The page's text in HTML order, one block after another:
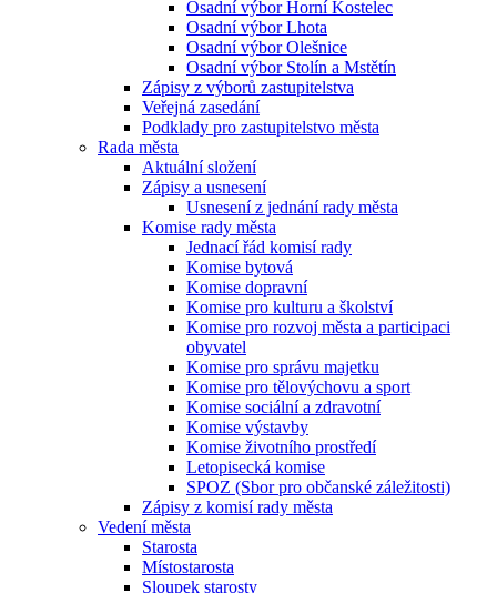
Osadní výbor Horní Kostelec
Osadní výbor Lhota
Osadní výbor Olešnice
Osadní výbor Stolín a Mstětín
Zápisy z výborů zastupitelstva
Veřejná zasedání
Podklady pro zastupitelstvo města
Rada města
Aktuální složení
Zápisy a usnesení
Usnesení z jednání rady města
Komise rady města
Jednací řád komisí rady
Komise bytová
Komise dopravní
Komise pro kulturu a školství
Komise pro rozvoj města a participaci
obyvatel
Komise pro správu majetku
Komise pro tělovýchovu a sport
Komise sociální a zdravotní
Komise výstavby
Komise životního prostředí
Letopisecká komise
SPOZ (Sbor pro občanské záležitosti)
Zápisy z komisí rady města
Vedení města
Starosta
Místostarosta
Sloupek starosty